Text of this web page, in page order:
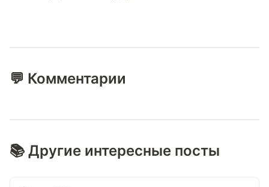
💬 Комментарии
📚 Другие интересные посты